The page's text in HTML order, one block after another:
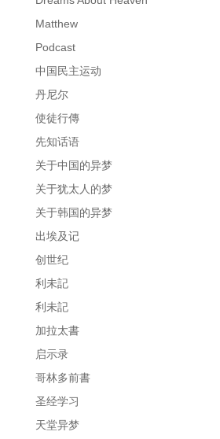
Matthew
Podcast
中国民主运动
丹尼尔
使徒行傳
先知话语
关于中国的异梦
关于犹太人的梦
关于韩国的异梦
出埃及记
创世纪
利未記
利未記
加拉太書
启示录
哥林多前書
圣经学习
天堂异梦